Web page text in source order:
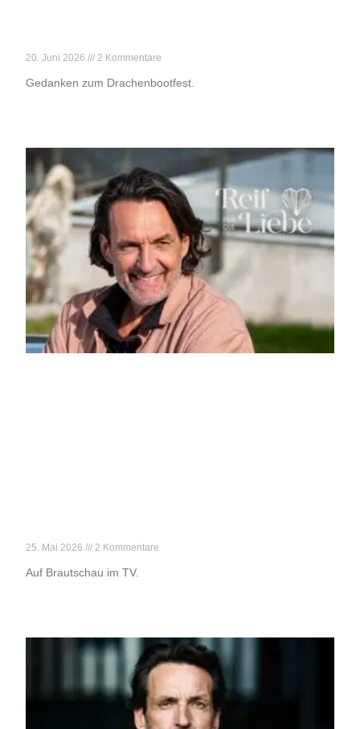
20. Juni 2026 2 Kommentare
Gedanken zum Drachenbootfest.
25. Mai 2026 2 Kommentare
Auf Brautschau im TV.